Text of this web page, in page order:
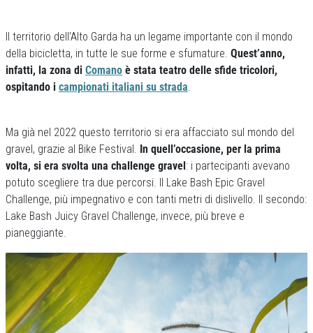
Il territorio dell’Alto Garda ha un legame importante con il mondo
della bicicletta, in tutte le sue forme e sfumature. Quest’anno,
infatti, la zona di Comano è stata teatro delle sfide tricolori,
ospitando i campionati italiani su strada
Ma già nel 2022 questo territorio si era affacciato sul mondo del
gravel, grazie al Bike Festival. In quell’occasione, per la prima
volta, si era svolta una challenge gravel: i partecipanti avevano
potuto scegliere tra due percorsi. Il Lake Bash Epic Gravel
Challenge, più impegnativo e con tanti metri di dislivello. Il secondo:
Lake Bash Juicy Gravel Challenge, invece, più breve e
pianeggiante.